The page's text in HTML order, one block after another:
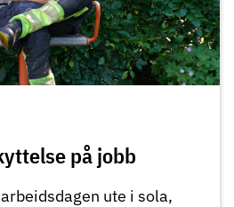
på jobb
ute i sola,